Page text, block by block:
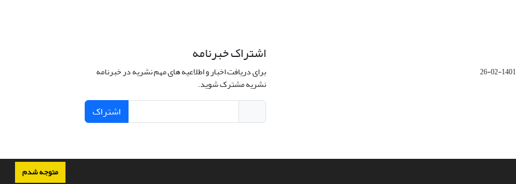
متوجه شدم
1401-02-26
اشتراک خبرنامه
برای دریافت اخبار و اطلاعیه های مهم نشریه در خبرنامه
نشریه مشترک شوید.
اشتراک